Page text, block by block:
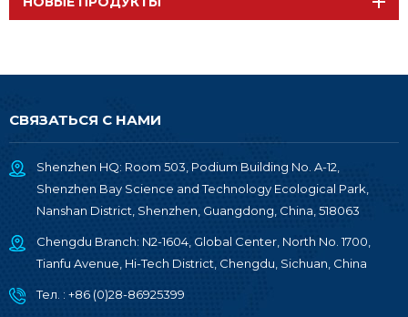
СВЯЗАТЬСЯ С НАМИ
Shenzhen HQ: Room 503, Podium Building No. A-12,
Shenzhen Bay Science and Technology Ecological Park,
Nanshan District, Shenzhen, Guangdong, China, 518063
Chengdu Branch: N2-1604, Global Center, North No. 1700,
Tianfu Avenue, Hi-Tech District, Chengdu, Sichuan, China
Тел. : +86 (0)28-86925399